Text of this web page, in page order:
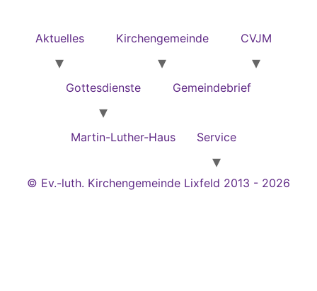
Aktuelles Kirchengemeinde CVJM
Gottesdienste Gemeindebrief
Martin-Luther-Haus Service
© Ev.-luth. Kirchengemeinde Lixfeld 2013 - 2026